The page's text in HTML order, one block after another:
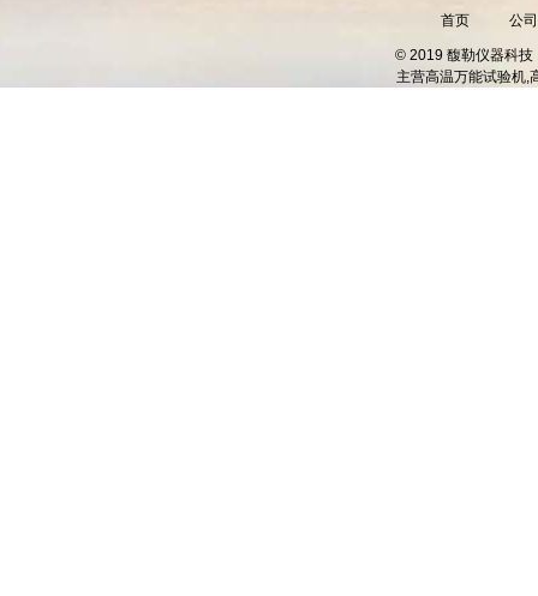
首页 公
© 2019 馥勒仪器科技
主营高温万能试验机,